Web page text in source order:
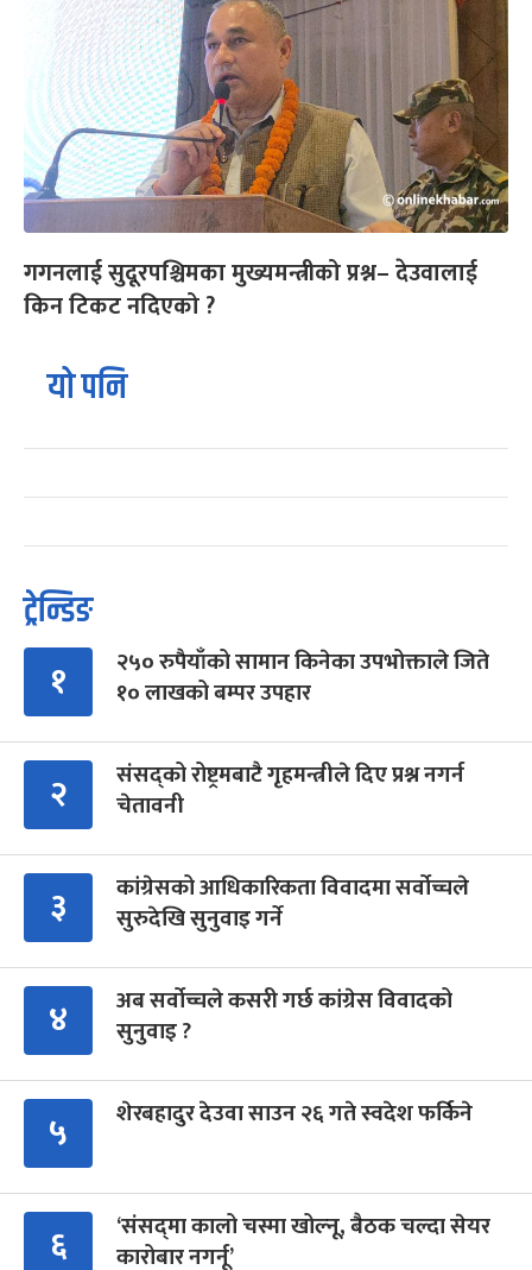
गगनलाई सुदूरपश्चिमका मुख्यमन्त्रीको प्रश्न– देउवालाई
किन टिकट नदिएको ?
यो पनि
ट्रेन्डिङ
१
२५० रुपैयाँको सामान किनेका उपभोक्ताले जिते
१० लाखको बम्पर उपहार
२
संसद्को रोष्ट्रमबाटै गृहमन्त्रीले दिए प्रश्न नगर्न
चेतावनी
३
कांग्रेसको आधिकारिकता विवादमा सर्वोच्चले
सुरुदेखि सुनुवाइ गर्ने
४
अब सर्वोच्चले कसरी गर्छ कांग्रेस विवादको
सुनुवाइ ?
५ शेरबहादुर देउवा साउन २६ गते स्वदेश फर्किने
६
‘संसद्‍मा कालो चस्मा खोल्नू, बैठक चल्दा सेयर
कारोबार नगर्नू’